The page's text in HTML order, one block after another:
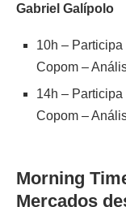
Gabriel Galípolo
10h – Participa
Copom –
14h – Participa
Copom –
Morning
Mercados